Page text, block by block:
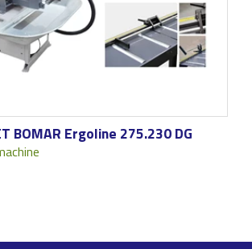
BOMAR Ergoline 275.230 DG